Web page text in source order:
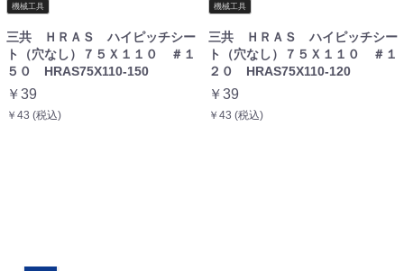
機械工具
三共 ＨＲＡＳ ハイピッチシー
ト（穴なし）７５Ｘ１１０ ＃１
５０ HRAS75X110-150
￥39
￥43 (税込)
機械工具
三共 ＨＲＡＳ ハイピッチシー
ト（穴なし）７５Ｘ１１０ ＃１
２０ HRAS75X110-120
￥39
￥43 (税込)